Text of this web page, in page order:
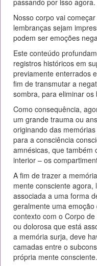
Nosso corpo vai
lembranças sejam
podem ser emoções
Este conteúdo
registros históricos em
previamente enterrados
fim de transmutar a
sombra, para eliminar os
Como consequência,
um grande trauma ou
originando das
para a consciência
amnésicas, que também
interior – os
A fim de trazer a
mente consciente
associada a uma forma
geralmente uma
contexto com o Corpo
ou dolorosa que está
a memória surja, deve
camadas entre o
própria mente consciente.